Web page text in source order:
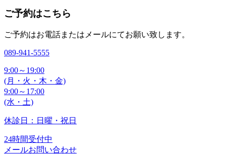
ご予約はこちら
ご予約はお電話またはメールにてお願い致します。
089-941-5555
9:00～19:00
(月・火・木・金)
9:00～17:00
(水・土)
休診日：日曜・祝日
24時間受付中
メールお問い合わせ